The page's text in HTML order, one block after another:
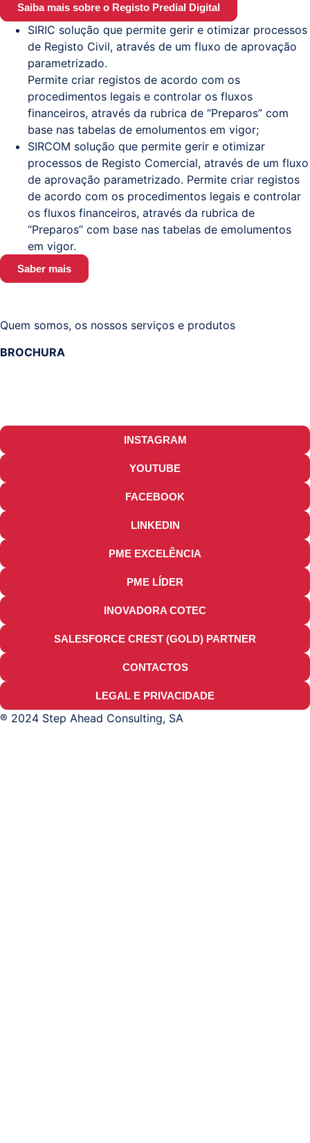
Saiba mais sobre o Registo Predial Digital
SIRIC solução que permite gerir e otimizar processos
de Registo Civil, através de um fluxo de aprovação
parametrizado.
Permite criar registos de acordo com os
procedimentos legais e controlar os fluxos
financeiros, através da rubrica de “Preparos” com
base nas tabelas de emolumentos em vigor;
SIRCOM solução que permite gerir e otimizar
processos de Registo Comercial, através de um fluxo
de aprovação parametrizado. Permite criar registos
de acordo com os procedimentos legais e controlar
os fluxos financeiros, através da rubrica de
“Preparos” com base nas tabelas de emolumentos
em vigor.
Saber mais
Quem somos, os nossos serviços e produtos
BROCHURA
INSTAGRAM
YOUTUBE
FACEBOOK
LINKEDIN
PME EXCELÊNCIA
PME LÍDER
INOVADORA COTEC
SALESFORCE CREST (GOLD) PARTNER
CONTACTOS
LEGAL E PRIVACIDADE
® 2024 Step Ahead Consulting, SA